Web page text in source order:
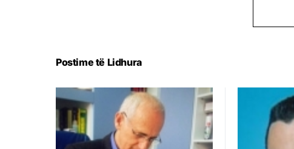
Postime të Lidhura